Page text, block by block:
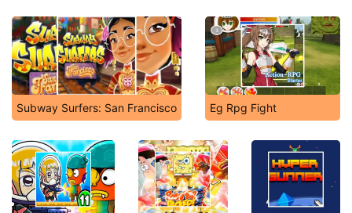
Subway Surfers: San Francisco Eg Rpg Fight